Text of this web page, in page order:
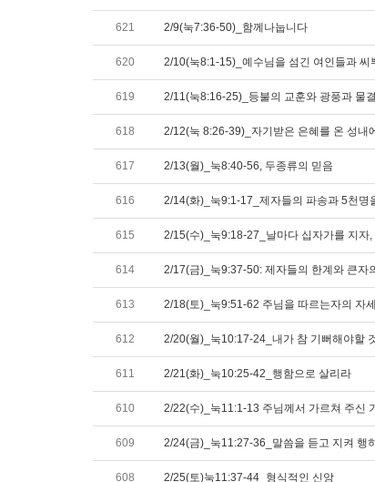
621 2/9(눅7:36-50)_함께나눕니다
620 2/10(눅8:1-15)_예수님을 섬긴 여인들과 씨
619 2/11(눅8:16-25)_등불의 교훈와 광풍과 물
618 2/12(눅 8:26-39)_자기받은 은혜를 온 성내
617 2/13(월)_눅8:40-56, 두종류의 믿음
616 2/14(화)_눅9:1-17_제자들의 파송과 5천명
615 2/15(수)_눅9:18-27_날마다 십자가를 지자
614 2/17(금)_눅9:37-50: 제자들의 한계와 큰자
613 2/18(토)_눅9:51-62 주님을 따르는자의 자세
612 2/20(월)_눅10:17-24_내가 참 기뻐해야할
611 2/21(화)_눅10:25-42_행함으로 살리라
610 2/22(수)_눅11:1-13 주님께서 가르쳐 주신
609 2/24(금)_눅11:27-36_말씀을 듣고 지켜 행
608 2/25(토)눅11:37-44_형식적인 신앙